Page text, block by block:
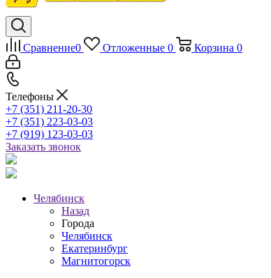
Сравнение0 Отложенные 0 Корзина 0
Телефоны
+7 (351) 211-20-30
+7 (351) 223-03-03
+7 (919) 123-03-03
Заказать звонок
Челябинск
Назад
Города
Челябинск
Екатеринбург
Магнитогорск